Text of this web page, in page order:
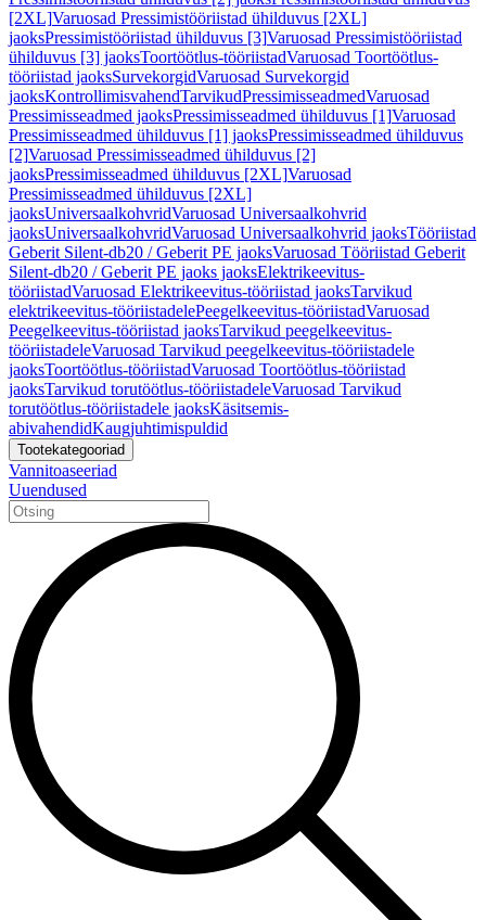
[2XL]Varuosad Pressimistööriistad ühilduvus [2XL]
jaoksPressimistööriistad ühilduvus [3]Varuosad Pressimistööriistad
ühilduvus [3] jaoksToortöötlus-tööriistadVaruosad Toortöötlus-
tööriistad jaoksSurvekorgidVaruosad Survekorgid
jaoksKontrollimisvahendTarvikudPressimisseadmedVaruosad
Pressimisseadmed jaoksPressimisseadmed ühilduvus [1]Varuosad
Pressimisseadmed ühilduvus [1] jaoksPressimisseadmed ühilduvus
[2]Varuosad Pressimisseadmed ühilduvus [2]
jaoksPressimisseadmed ühilduvus [2XL]Varuosad
Pressimisseadmed ühilduvus [2XL]
jaoksUniversaalkohvridVaruosad Universaalkohvrid
jaoksUniversaalkohvridVaruosad Universaalkohvrid jaoksTööriistad
Geberit Silent-db20 / Geberit PE jaoksVaruosad Tööriistad Geberit
Silent-db20 / Geberit PE jaoks jaoksElektrikeevitus-
tööriistadVaruosad Elektrikeevitus-tööriistad jaoksTarvikud
elektrikeevitus-tööriistadelePeegelkeevitus-tööriistadVaruosad
Peegelkeevitus-tööriistad jaoksTarvikud peegelkeevitus-
tööriistadeleVaruosad Tarvikud peegelkeevitus-tööriistadele
jaoksToortöötlus-tööriistadVaruosad Toortöötlus-tööriistad
jaoksTarvikud torutöötlus-tööriistadeleVaruosad Tarvikud
torutöötlus-tööriistadele jaoksKäsitsemis-
abivahendidKaugjuhtimispuldid
Tootekategooriad
Vannitoaseeriad
Uuendused